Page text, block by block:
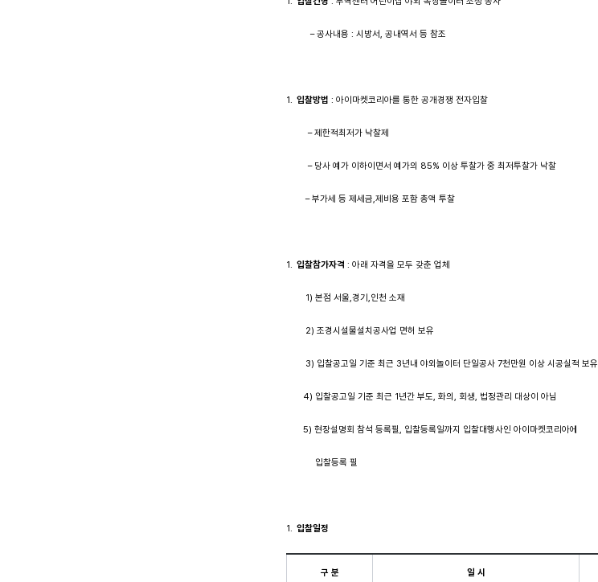
– 공사내용 : 시방서, 공내역서 등 참조
입찰방법 : 아이마켓코리아를 통한 공개경쟁 전자입찰
– 제한적최저가 낙찰제
– 당사 예가 이하이면서 예가의 85% 이상 투찰가 중 최저투찰가 낙찰
– 부가세 등 제세금,제비용 포함 총액 투찰
입찰참가자격 : 아래 자격을 모두 갖춘 업체
1) 본점 서울,경기,인천 소재
2) 조경시설물설치공사업 면허 보유
3) 입찰공고일 기준 최근 3년내 야외놀이터 단일공사 7천만원 이상 시공실적 보유
4) 입찰공고일 기준 최근 1년간 부도, 화의, 회생, 법정관리 대상이 아님
5) 현장설명회 참석 등록필, 입찰등록일까지 입찰대행사인 아이마켓코리아에
입찰등록 필
입찰일정
구 분 일 시